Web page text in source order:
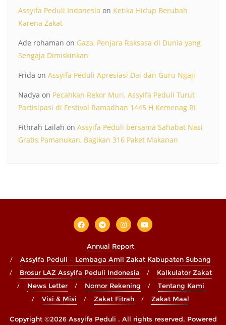
Assyifa Peduli Indonesia on Ketika Hidup Berubah
Karena Zakat
Ade rohaman on Gaza, Penjara Raksasa di Dunia yang
Sengaja Dimiskinkan
Frida on Assyifa Peduli Apresiasi Dai dan Guru Ngaji
Nadya on Pecahkan Rekor Muri, Assyifa Peduli Turut
Partisipasi di Festival Ramadhan 1445 H Kemenag RI
Fithrah Lailah on Assyifa Peduli bersama Sahabat Nasi
Gratis Pamanukan, Bagikan 316 Paket Makanan
Annual Report
Assyifa Peduli – Lembaga Amil Zakat Kabupaten Subang
Brosur LAZ Assyifa Peduli Indonesia
Kalkulator Zakat
News Letter
Nomor Rekening
Tentang Kami
Visi & Misi
Zakat Fitrah Zakat Maal
Copyright ©2026 Assyifa Peduli . All rights reserved. Powered